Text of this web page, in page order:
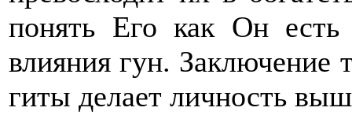
понять Его как Он
влияния гун. Заключение
гиты делает личность